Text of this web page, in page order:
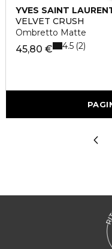
YVES SAINT
VELVET CRUSH
Ombretto Matte
45,80 € 4.5 2